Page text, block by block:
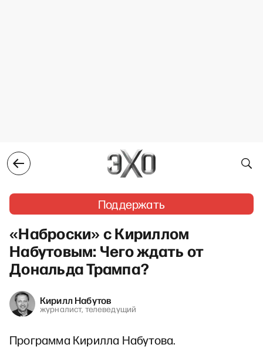
Поддержать
«Наброски» с Кириллом
Набутовым: Чего ждать от
Дональда Трампа?
Кирилл Набутов
журналист, телеведущий
Программа Кирилла Набутова.